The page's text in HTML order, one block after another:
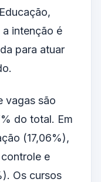
a intenção é
para atuar
vagas são
do total. Em
(17,06%),
e
Os cursos